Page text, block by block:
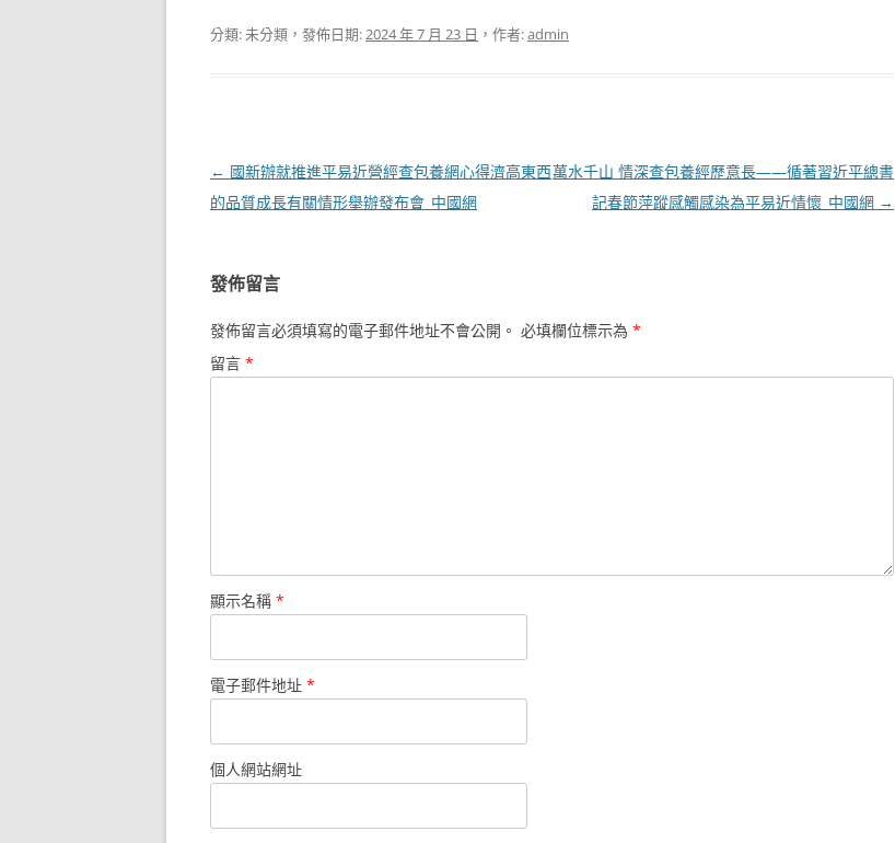
分類: 未分類，發佈日期:2024 年 7 月 23 日 ，作者:admin
文
章
← 國新辦就推進平易近營經查包養網心得濟高東西
的品質成長有關情形舉辦發布會_中國網
萬水千山 情深查包養經歷意長——循著習近平總書
記春節萍蹤感觸感染為平易近情懷_中國網 →
發佈留言
發佈留言必須填寫的電子郵件地址不會公開。 必填欄位標示為 *
留言 *
顯示名稱 *
電子郵件地址 *
個人網站網址